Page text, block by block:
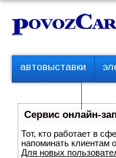
Перейти
контенту
р
о
е
м
е
автовыставки
Сервис онлайн-
Тот, кто работает в
напоминать
Для новых